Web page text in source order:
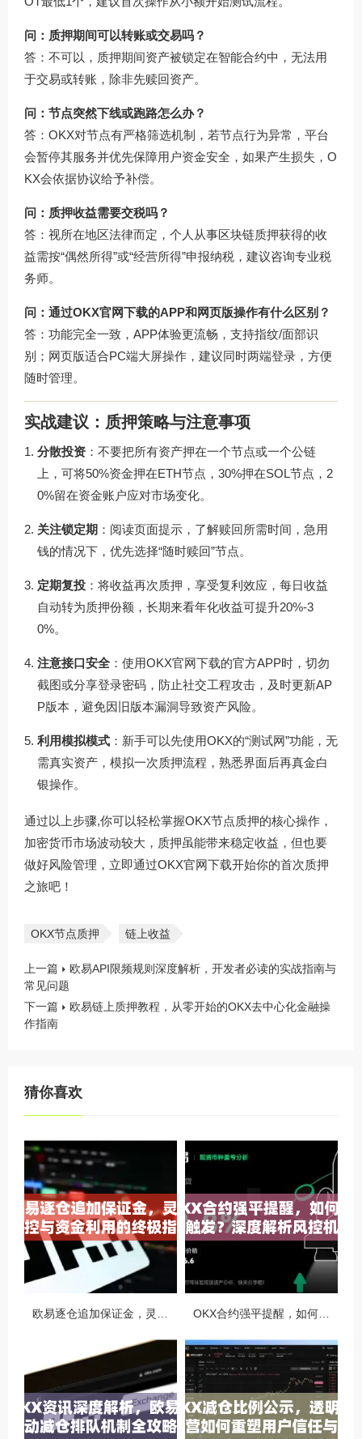
问：质押期间可以转账或交易吗？
答：不可以，质押期间资产被锁定在智能合约中，无法用
于交易或转账，除非先赎回资产。
问：节点突然下线或跑路怎么办？
答：OKX对节点有严格筛选机制，若节点行为异常，平台
会暂停其服务并优先保障用户资金安全，如果产生损失，O
KX会依据协议给予补偿。
问：质押收益需要交税吗？
答：视所在地区法律而定，个人从事区块链质押获得的收
益需按“偶然所得”或“经营所得”申报纳税，建议咨询专业税
务师。
问：通过OKX官网下载的APP和网页版操作有什么区别？
答：功能完全一致，APP体验更流畅，支持指纹/面部识
别；网页版适合PC端大屏操作，建议同时两端登录，方便
随时管理。
实战建议：质押策略与注意事项
分散投资 ：不要把所有资产押在一个节点或一个公链
上，可将50%资金押在ETH节点，30%押在SOL节点，2
0%留在资金账户应对市场变化。
关注锁定期 ：阅读页面提示，了解赎回所需时间，急用
钱的情况下，优先选择“随时赎回”节点。
定期复投 ：将收益再次质押，享受复利效应，每日收益
自动转为质押份额，长期来看年化收益可提升20%-3
0%。
注意接口安全：使用OKX官网下载的官方APP时，切勿
截图或分享登录密码，防止社交工程攻击，及时更新AP
P版本，避免因旧版本漏洞导致资产风险。
利用模拟模式 ：新手可以先使用OKX的“测试网”功能，无
需真实资产，模拟一次质押流程，熟悉界面后再真金白
银操作。
通过以上步骤,你可以轻松掌握OKX节点质押的核心操作，
加密货币市场波动较大，质押虽能带来稳定收益，但也要
做好风险管理，立即通过OKX官网下载开始你的首次质押
之旅吧！
OKX节点质押 链上收益
上一篇
欧易API限频规则深度解析，开发者必读的实战指南与
常见问题
下一篇
欧易链上质押教程，从零开始的OKX去中心化金融操
作指南
猜你喜欢